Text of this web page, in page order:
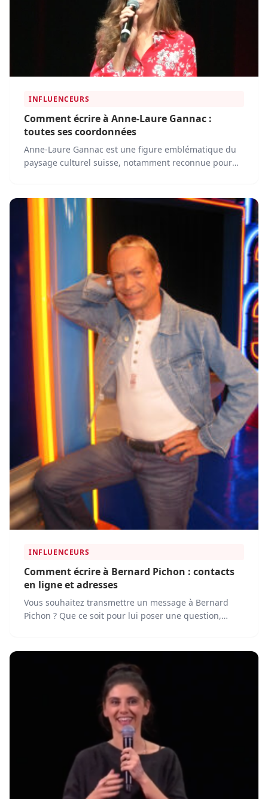
INFLUENCEURS
Comment écrire à Anne-Laure Gannac :
toutes ses coordonnées
Anne-Laure Gannac est une figure emblématique du
paysage culturel suisse, notamment reconnue pour
INFLUENCEURS
Comment écrire à Bernard Pichon : contacts
en ligne et adresses
Vous souhaitez transmettre un message à Bernard
Pichon ? Que ce soit pour lui poser une question,